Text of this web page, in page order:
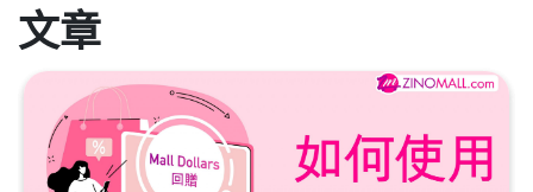
文章